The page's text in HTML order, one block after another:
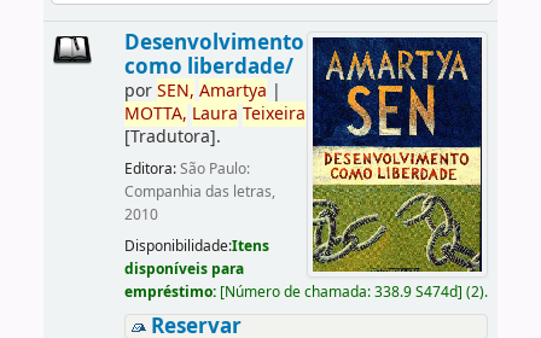
Desenvolvimento
como liberdade/
porSEN, Amartya |
MOTTA, Laura Teixeira
[Tradutora].
Editora:São Paulo:
Companhia das letras,
2010
Disponibilidade:Itens
disponíveis para
empréstimo: [Número de chamada:338.9 S474d] (2).
Reservar